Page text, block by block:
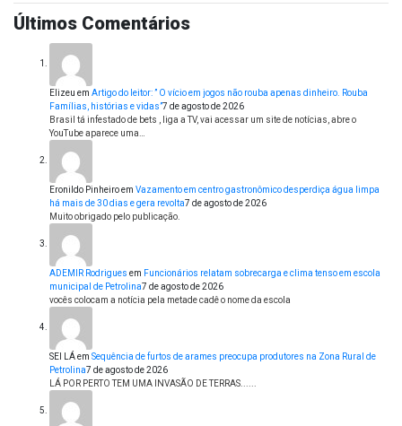
Últimos Comentários
Elizeu em Artigo do leitor: ” O vício em jogos não rouba apenas dinheiro. Rouba
Famílias, histórias e vidas”7 de agosto de 2026
Brasil tá infestado de bets , liga a TV, vai acessar um site de notícias, abre o
YouTube aparece uma…
Eronildo Pinheiroem Vazamento em centro gastronômico desperdiça água limpa
há mais de 30 dias e gera revolta7 de agosto de 2026
Muito obrigado pelo publicação.
ADEMIR Rodrigues em Funcionários relatam sobrecarga e clima tenso em escola
municipal de Petrolina7 de agosto de 2026
vocês colocam a notícia pela metade cadê o nome da escola
SEI LÁem Sequência de furtos de arames preocupa produtores na Zona Rural de
Petrolina7 de agosto de 2026
LÁ POR PERTO TEM UMA INVASÃO DE TERRAS......